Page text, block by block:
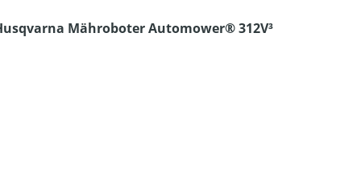
Mähroboter Automower® 312V³